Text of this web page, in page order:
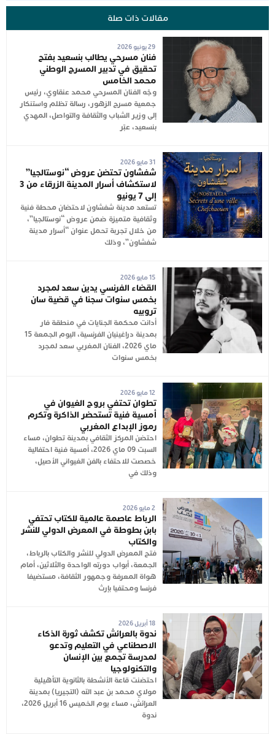
مقالات ذات صلة
29 يونيو 2026
فنان مسرحي يطالب بنسعيد بفتح
تحقيق في تدبير المسرح الوطني
محمد الخامس
وجّه الفنان المسرحي محمد عنقاوي، رئيس
جمعية مسرح الزهور، رسالة تظلم واستنكار
إلى وزير الشباب والثقافة والتواصل، المهدي
بنسعيد، عبّر
31 مايو 2026
شفشاون تحتضن عروض “نوستالجيا”
لاستكشاف أسرار المدينة الزرقاء من 3
إلى 7 يونيو
تستعد مدينة شفشاون لاحتضان محطة فنية
وثقافية متميزة ضمن عروض “نوستالجيا”،
من خلال تجربة تحمل عنوان “أسرار مدينة
شفشاون”، وذلك
15 مايو 2026
القضاء الفرنسي يدين سعد لمجرد
بخمس سنوات سجنا في قضية سان
تروبيه
أدانت محكمة الجنايات في منطقة فار
بمدينة دراغينيان الفرنسية، اليوم الجمعة 15
ماي 2026، الفنان المغربي سعد لمجرد
بخمس سنوات
12 مايو 2026
تطوان تحتفي بروح الغيوان في
أمسية فنية تستحضر الذاكرة وتكرم
رموز الإبداع المغربي
احتضن المركز الثقافي بمدينة تطوان، مساء
السبت 09 ماي 2026، أمسية فنية احتفالية
خصصت للاحتفاء بالفن الغيواني الأصيل،
وذلك في
2 مايو 2026
الرباط عاصمة عالمية للكتاب تحتفي
بابن بطوطة في المعرض الدولي للنشر
والكتاب
فتح المعرض الدولي للنشر والكتاب بالرباط،
الجمعة، أبواب دورته الواحدة والثلاثين، أمام
هواة المعرفة وجمهور الثقافة، مستضيفا
فرنسا ومحتفيا بإرث
18 أبريل 2026
ندوة بالعرائش تكشف ثورة الذكاء
الاصطناعي في التعليم وتدعو
لمدرسة تجمع بين الإنسان
والتكنولوجيا
احتضنت قاعة الأنشطة بالثانوية التأهيلية
مولاي محمد بن عبد الله (التجيريا) بمدينة
العرائش، مساء يوم الخميس 16 أبريل 2026،
ندوة